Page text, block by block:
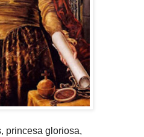
princesa gloriosa,